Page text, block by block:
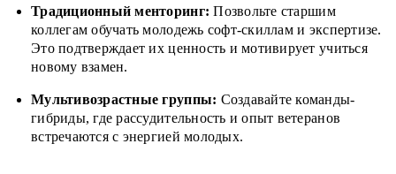
Традиционный менторинг: Позвольте старшим
коллегам обучать молодежь софт-скиллам и экспертизе.
Это подтверждает их ценность и мотивирует учиться
новому взамен.
Мультивозрастные группы: Создавайте команды-
гибриды, где рассудительность и опыт ветеранов
встречаются с энергией молодых.